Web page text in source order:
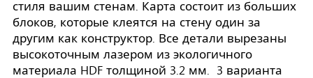
стиля вашим стенам. Карта состоит из больших
блоков, которые клеятся на стену один за
другим как конструктор. Все детали вырезаны
высокоточным лазером из экологичного
материала HDF толщиной 3.2 мм. 3 варианта